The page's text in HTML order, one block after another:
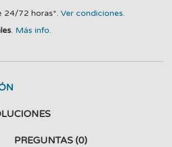
24/72 horas*. Ver condiciones.
. Más info.
PREGUNTAS (0)